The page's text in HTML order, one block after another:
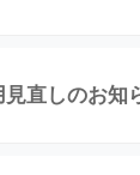
直しのお知